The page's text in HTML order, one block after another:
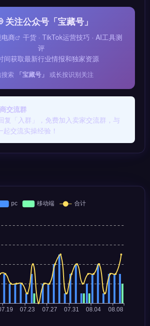
关注公众号「宝藏号」
商
干货 · TikTok运营技巧 · AI工具测
评
间获取最新行业情报和独家资源
索 「宝藏号」 或长按识别关注
交流群
复「入群」，免费加入卖家交流群，与
交流实操经验！